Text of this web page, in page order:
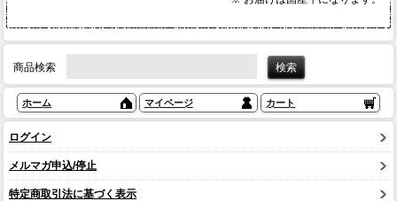
商品検索
ホーム マイページ カート
ログイン
メルマガ申込/停止
特定商取引法に基づく表示